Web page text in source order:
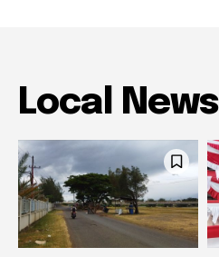
Local News